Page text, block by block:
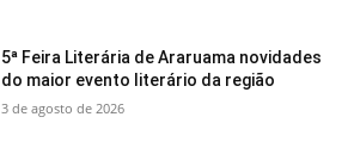
5ª Feira Literária de Araruama novidades
do maior evento literário da região
3 de agosto de 2026